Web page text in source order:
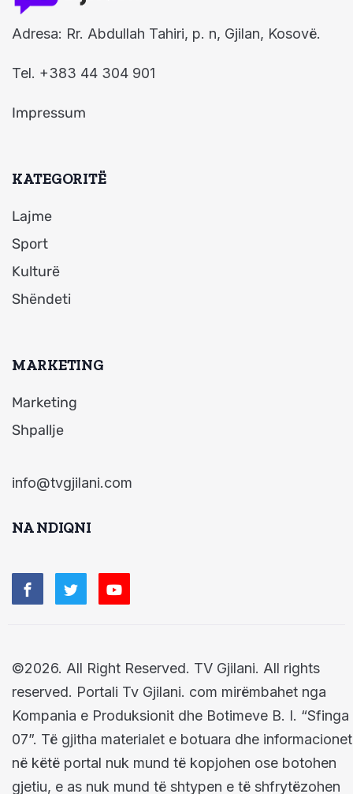
Adresa: Rr. Abdullah Tahiri, p. n, Gjilan, Kosovë.
Tel. +383 44 304 901
Impressum
KATEGORITË
Lajme
Sport
Kulturë
Shëndeti
MARKETING
Marketing
Shpallje
info@tvgjilani.com
NA NDIQNI
©2026. All Right Reserved. TV Gjilani. All rights
reserved. Portali Tv Gjilani. com mirëmbahet nga
Kompania e Produksionit dhe Botimeve B. I. “Sfinga
07”. Të gjitha materialet e botuara dhe informacionet
në këtë portal nuk mund të kopjohen ose botohen
gjetiu, e as nuk mund të shtypen e të shfrytëzohen